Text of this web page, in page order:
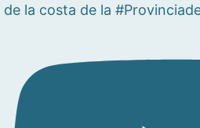
de la costa de la